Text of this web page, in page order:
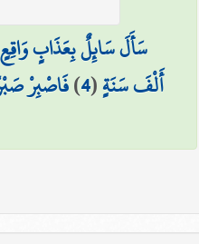
سَأَلَ سَائِلٌ بِعَذَابٍ وَاقِعٍ
أَلْفَ سَنَةٍ(
4
)فَاصْبِرْ